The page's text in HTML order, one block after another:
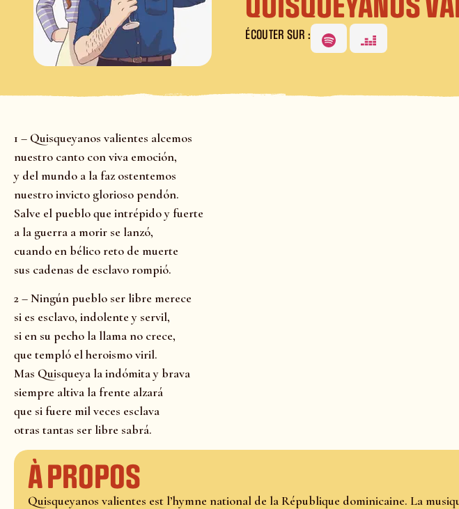
ÉCOUTER SUR :
1 – Quisqueyanos valientes alcemos
nuestro canto con viva emoción,
y del mundo a la faz ostentemos
nuestro invicto glorioso pendón.
Salve el pueblo que intrépido y fuerte
a la guerra a morir se lanzó,
cuando en bélico reto de muerte
sus cadenas de esclavo rompió.
2 – Ningún pueblo ser libre merece
si es esclavo, indolente y servil,
si en su pecho la llama no crece,
que templó el heroismo viril.
Mas Quisqueya la indómita y brava
siempre altiva la frente alzará
que si fuere mil veces esclava
otras tantas ser libre sabrá.
À propos
Quisqueyanos valientes est l’hymne national de la République dominicaine. La